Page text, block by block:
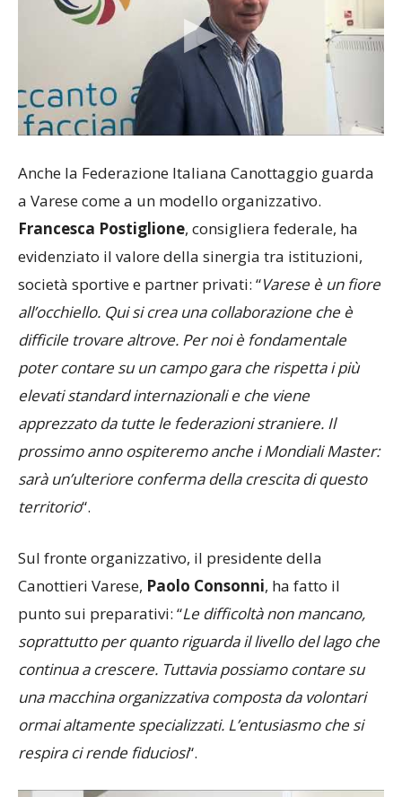
Anche la Federazione Italiana Canottaggio guarda
a Varese come a un modello organizzativo.
Francesca Postiglione, consigliera federale, ha
evidenziato il valore della sinergia tra istituzioni,
società sportive e partner privati: “ Varese è un fiore
all’occhiello. Qui si crea una collaborazione che è
difficile trovare altrove. Per noi è fondamentale
poter contare su un campo gara che rispetta i più
elevati standard internazionali e che viene
apprezzato da tutte le federazioni straniere. Il
prossimo anno ospiteremo anche i Mondiali Master:
sarà un’ulteriore conferma della crescita di questo
territorio“.
Canottieri Varese,Paolo Consonni, ha fatto il
punto sui preparativi: “Le difficoltà non mancano,
soprattutto per quanto riguarda il livello del lago che
continua a crescere. Tuttavia possiamo contare su
una macchina organizzativa composta da volontari
ormai altamente specializzati. L’entusiasmo che si
respira ci rende fiduciosi“.